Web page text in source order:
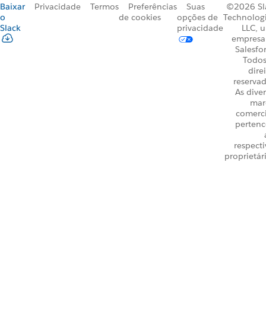
Baixar
o
Slack
Privacidade Termos
Preferências
de cookies
Suas
opções de
privacidade
©2026
LLC,
As